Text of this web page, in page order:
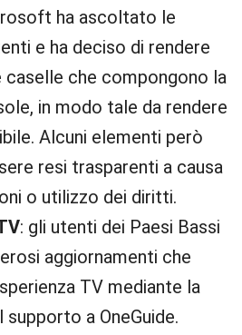
ha ascoltato le
e ha deciso di rendere
caselle che compongono la
in modo tale da rendere
Alcuni elementi però
resi trasparenti a causa
o utilizzo dei diritti.
: gli utenti dei Paesi Bassi
aggiornamenti che
TV mediante la
a OneGuide.